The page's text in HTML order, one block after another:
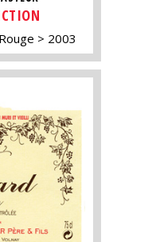
Rouge 2003